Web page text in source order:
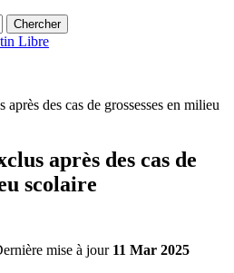
des cas de grossesses en milieu
après des cas de
scolaire
mise à jour 11 Mar 2025